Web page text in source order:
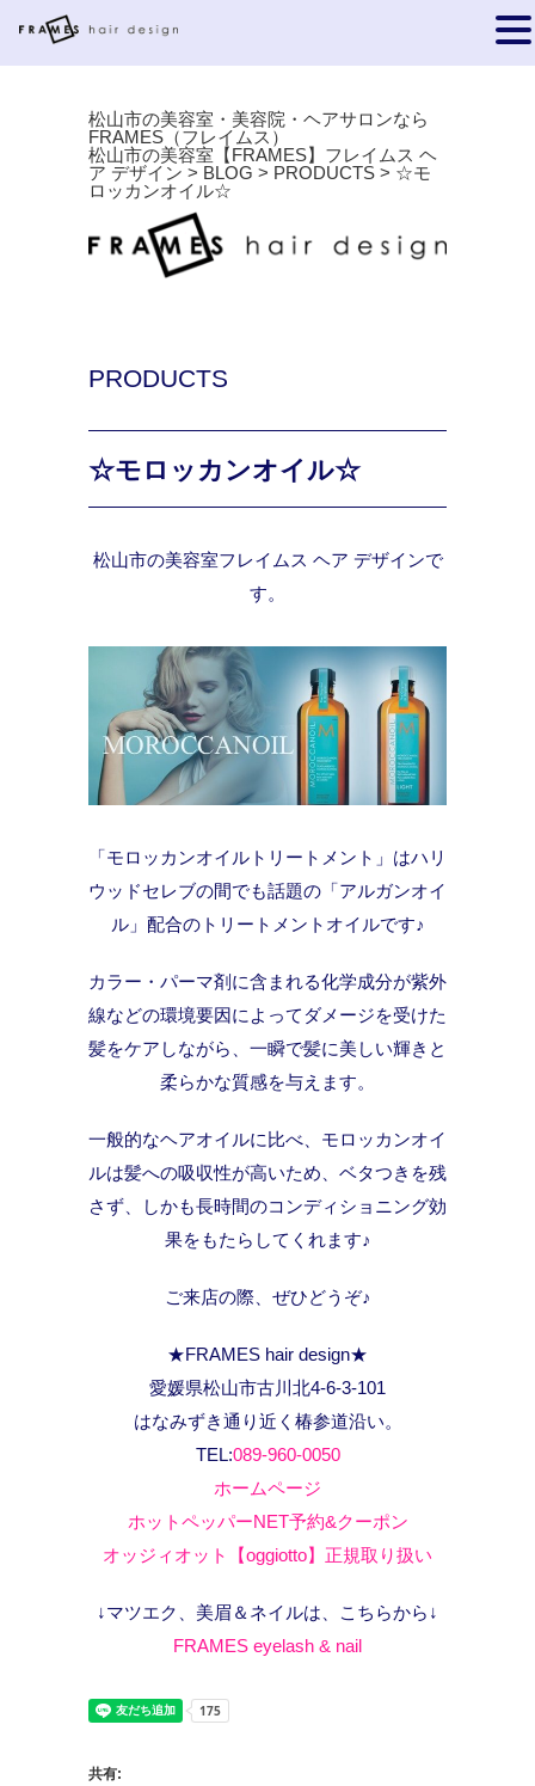
松山市の美容室・美容院・ヘアサロンなら
FRAMES（フレイムス）
松山市の美容室【FRAMES】フレイムス ヘ
ア デザイン > BLOG > PRODUCTS > ☆モ
ロッカンオイル☆
PRODUCTS
☆モロッカンオイル☆
松山市の美容室フレイムス ヘア デザインで
す。
「モロッカンオイルトリートメント」はハリ
ウッドセレブの間でも話題の「アルガンオイ
ル」配合のトリートメントオイルです♪
カラー・パーマ剤に含まれる化学成分が紫外
線などの環境要因によってダメージを受けた
髪をケアしながら、一瞬で髪に美しい輝きと
柔らかな質感を与えます。
一般的なヘアオイルに比べ、モロッカンオイ
ルは髪への吸収性が高いため、ベタつきを残
さず、しかも長時間のコンディショニング効
果をもたらしてくれます♪
ご来店の際、ぜひどうぞ♪
★FRAMES hair design★
愛媛県松山市古川北4-6-3-101
はなみずき通り近く椿参道沿い。
TEL:089-960-0050
ホームページ
ホットペッパーNET予約&クーポン
オッジィオット【oggiotto】正規取り扱い
↓マツエク、美眉＆ネイルは、こちらから↓
FRAMES eyelash & nail
共有: